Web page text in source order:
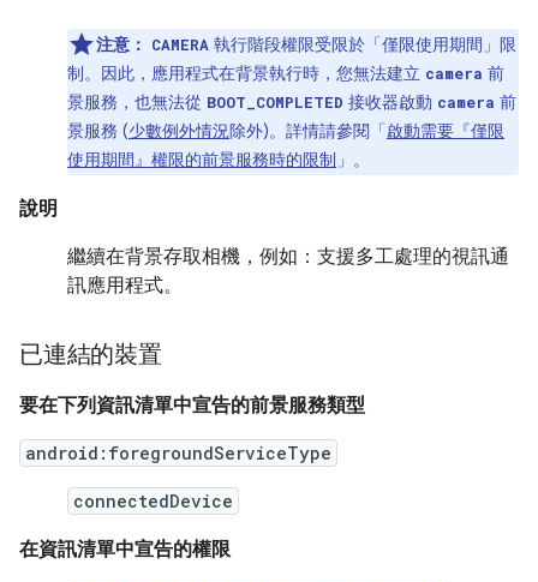
注意： CAMERA 執行階段權限受限於「僅限使用期間」限
制。因此，應用程式在背景執行時，您無法建立 camera 前
景服務，也無法從 BOOT_COMPLETED 接收器啟動 camera 前
景服務 (少數例外情況除外)。詳情請參閱「啟動需要『僅限
使用期間』權限的前景服務時的限制 」。
說明
繼續在背景存取相機，例如：支援多工處理的視訊通
訊應用程式。
已連結的裝置
要在下列資訊清單中宣告的前景服務類型
android:foregroundServiceType
connectedDevice
在資訊清單中宣告的權限